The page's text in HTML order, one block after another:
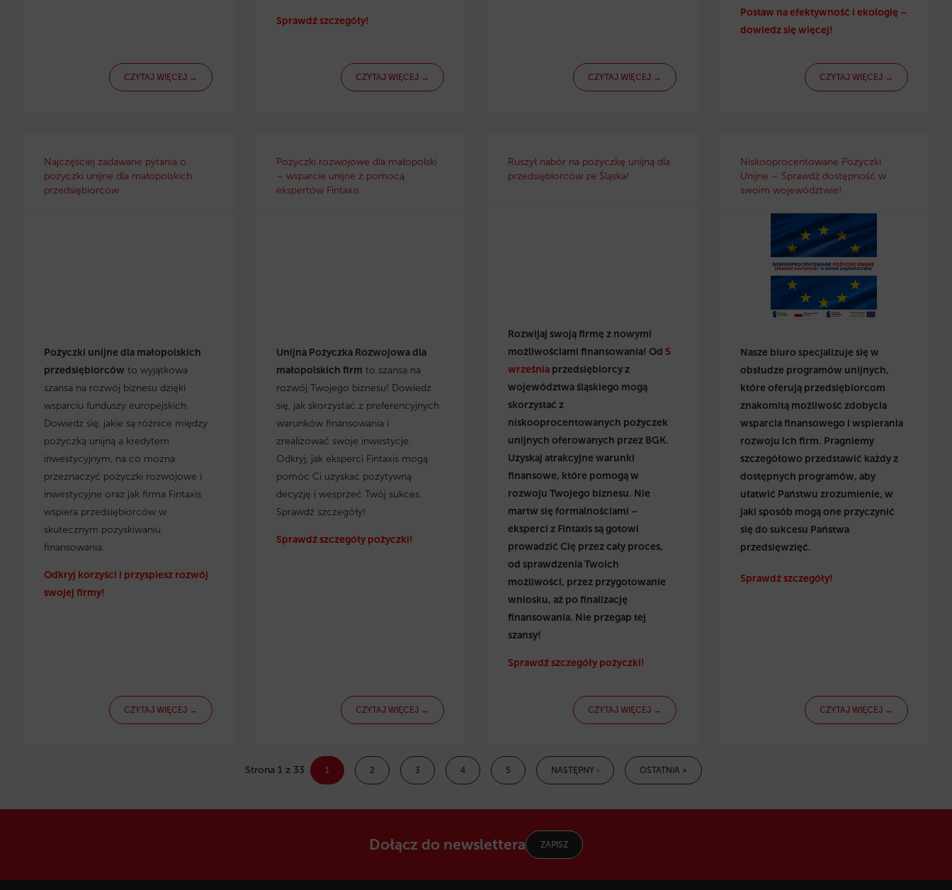
CZYTAJ WIĘCEJ →
Sprawdź szczegóły!
CZYTAJ WIĘCEJ → CZYTAJ WIĘCEJ →
Postaw na efektywność i ekologię –
dowiedz się więcej!
CZYTAJ WIĘCEJ →
Najczęściej zadawane pytania o
pożyczki unijne dla małopolskich
przedsiębiorców
Pożyczki unijne dla małopolskich
przedsiębiorców to wyjątkowa
szansa na rozwój biznesu dzięki
wsparciu funduszy europejskich.
Dowiedz się, jakie są różnice między
pożyczką unijną a kredytem
inwestycyjnym, na co można
przeznaczyć pożyczki rozwojowe i
inwestycyjne oraz jak firma Fintaxis
wspiera przedsiębiorców w
skutecznym pozyskiwaniu
finansowania.
Odkryj korzyści i przyspiesz rozwój
swojej firmy!
CZYTAJ WIĘCEJ →
Pożyczki rozwojowe dla małopolski
– wsparcie unijne z pomocą
ekspertów Fintaxis
Unijna Pożyczka Rozwojowa dla
małopolskich firm to szansa na
rozwój Twojego biznesu! Dowiedz
się, jak skorzystać z preferencyjnych
warunków finansowania i
zrealizować swoje inwestycje.
Odkryj, jak eksperci Fintaxis mogą
pomóc Ci uzyskać pozytywną
decyzję i wesprzeć Twój sukces.
Sprawdź szczegóły!
Sprawdź szczegóły pożyczki!
CZYTAJ WIĘCEJ →
Ruszył nabór na pożyczkę unijną dla
przedsiębiorców ze Śląska!
Rozwijaj swoją firmę z nowymi
możliwościami finansowania! Od 5
września przedsiębiorcy z
województwa śląskiego mogą
skorzystać z
niskooprocentowanych pożyczek
unijnych oferowanych przez BGK.
Uzyskaj atrakcyjne warunki
finansowe, które pomogą w
rozwoju Twojego biznesu. Nie
martw się formalnościami –
eksperci z Fintaxis są gotowi
prowadzić Cię przez cały proces,
od sprawdzenia Twoich
możliwości, przez przygotowanie
wniosku, aż po finalizację
finansowania. Nie przegap tej
szansy!
Sprawdź szczegóły pożyczki!
CZYTAJ WIĘCEJ →
Niskooprocentowane Pożyczki
Unijne – Sprawdź dostępność w
swoim województwie!
Nasze biuro specjalizuje się w
obsłudze programów unijnych,
które oferują przedsiębiorcom
znakomitą możliwość zdobycia
wsparcia finansowego i wspierania
rozwoju ich firm. Pragniemy
szczegółowo przedstawić każdy z
dostępnych programów, aby
ułatwić Państwu zrozumienie, w
jaki sposób mogą one przyczynić
się do sukcesu Państwa
przedsięwzięć.
Sprawdź szczegóły!
CZYTAJ WIĘCEJ →
Strona 1 z 33 1 2 3 4 5 NASTĘPNY › OSTATNIA »
Dołącz do newslettera ZAPISZ